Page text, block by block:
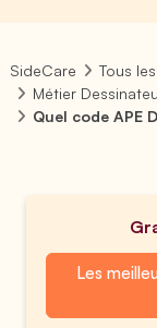
SideCare
Tous
Métier
Quel code APE
Les